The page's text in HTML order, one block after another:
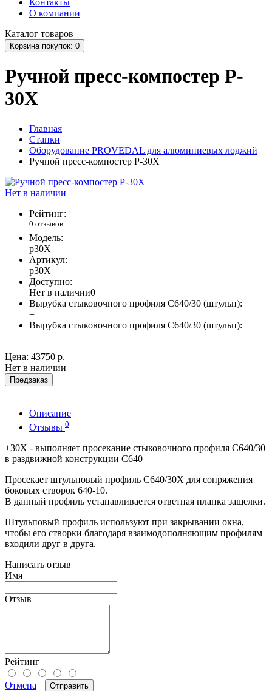
Контакты
О компании
Каталог товаров
Корзинапокупок: 0
Ручной пресс-компостер P-
30X
Главная
Станки
Оборудование PROVEDAL для алюминиевых лоджий
Ручной пресс-компостер P-30X
Нет в наличии
Рейтинг:
0 отзывов
Модель:
p30X
Артикул:
p30X
Доступно:
Нет в наличии0
Вырубка стыковочного профиля С640/30 (штульп):
+
Вырубка стыковочного профиля С640/30 (штульп):
+
Цена: 43750 р.
Нет в наличии
Предзаказ
Описание
Отзывы 0
+30X - выполняет просекание стыковочного профиля С640/30
в раздвижной конструкции C640
Просекает штульповый профиль C640/30X для сопряжения
боковых створок 640-10.
В данный профиль устанавливается ответная планка защелки.
Штульповый профиль используют при закрывании окна,
чтобы его створки благодаря взаимодополняющим профилям
входили друг в друга.
Написать отзыв
Имя
Отзыв
Рейтинг
Отмена Отправить